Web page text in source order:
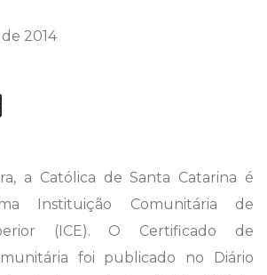
2014
a Católica de Santa Catarina é
Instituição Comunitária de
(ICE). O Certificado de
foi publicado no Diário